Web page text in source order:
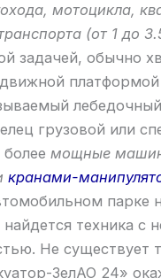
мотоцикла,
(от 1 до
задачей, обычно
грузовой или
мощные
кранами-
парке
техника с
Не существует
ЗелАО 24»